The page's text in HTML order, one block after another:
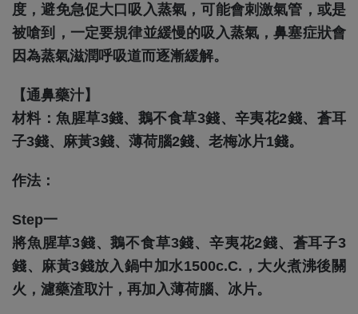
度，避免急促大口吸入蒸氣，可能會刺激氣管，或是
被嗆到，一定要規律並緩慢的吸入蒸氣，鼻塞症狀會
因為蒸氣滋潤呼吸道而逐漸緩解。
【通鼻藥汁】
材料：魚腥草3錢、鵝不食草3錢、辛夷花2錢、蒼耳
子3錢、麻黃3錢、薄荷腦2錢、老梅冰片1錢。
作法：
Step一
將魚腥草3錢、鵝不食草3錢、辛夷花2錢、蒼耳子3
錢、麻黃3錢放入鍋中加水1500c.c.，大火煮沸後關
火，濾藥渣取汁，再加入薄荷腦、冰片。